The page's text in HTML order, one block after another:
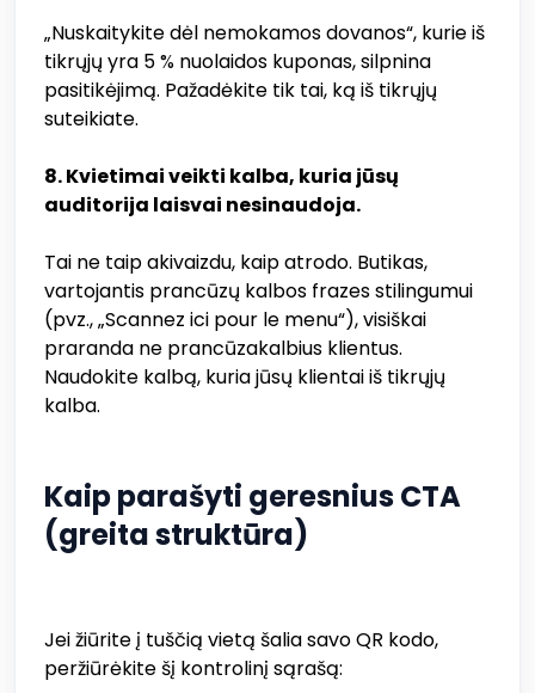
„Nuskaitykite dėl nemokamos dovanos“, kurie iš
tikrųjų yra 5 % nuolaidos kuponas, silpnina
pasitikėjimą. Pažadėkite tik tai, ką iš tikrųjų
suteikiate.
8. Kvietimai veikti kalba, kuria jūsų
auditorija laisvai nesinaudoja.
Tai ne taip akivaizdu, kaip atrodo. Butikas,
vartojantis prancūzų kalbos frazes stilingumui
(pvz., „Scannez ici pour le menu“), visiškai
praranda ne prancūzakalbius klientus.
Naudokite kalbą, kuria jūsų klientai iš tikrųjų
kalba.
Kaip parašyti geresnius CTA
(greita struktūra)
Jei žiūrite į tuščią vietą šalia savo QR kodo,
peržiūrėkite šį kontrolinį sąrašą: